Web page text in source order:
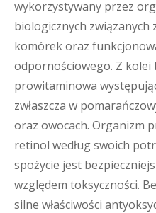
wykorzystywany przez
biologicznych związanych
komórek oraz
odpornościowego. Z
prowitaminowa
zwłaszcza w
oraz owocach. Organizm
retinol według swoich
spożycie jest
względem toksyczności.
silne właściwości